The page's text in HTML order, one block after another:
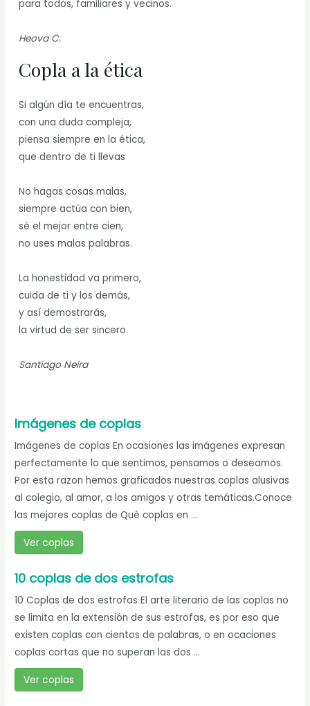
para todos, familiares y vecinos.
Heova C.
Copla a la ética
Si algún día te encuentras,
con una duda compleja,
piensa siempre en la ética,
que dentro de ti llevas
No hagas cosas malas,
siempre actúa con bien,
sé el mejor entre cien,
no uses malas palabras.
La honestidad va primero,
cuida de ti y los demás,
y así demostrarás,
la virtud de ser sincero.
Santiago Neira
Imágenes de coplas
Imágenes de coplas En ocasiones las imágenes expresan
perfectamente lo que sentimos, pensamos o deseamos.
Por esta razon hemos graficados nuestras coplas alusivas
al colegio, al amor, a los amigos y otras temáticas.Conoce
las mejores coplas de Qué coplas en ...
Ver coplas
10 coplas de dos estrofas
10 Coplas de dos estrofas El arte literario de las coplas no
se limita en la extensión de sus estrofas, es por eso que
existen coplas con cientos de palabras, o en ocaciones
coplas cortas que no superan las dos ...
Ver coplas